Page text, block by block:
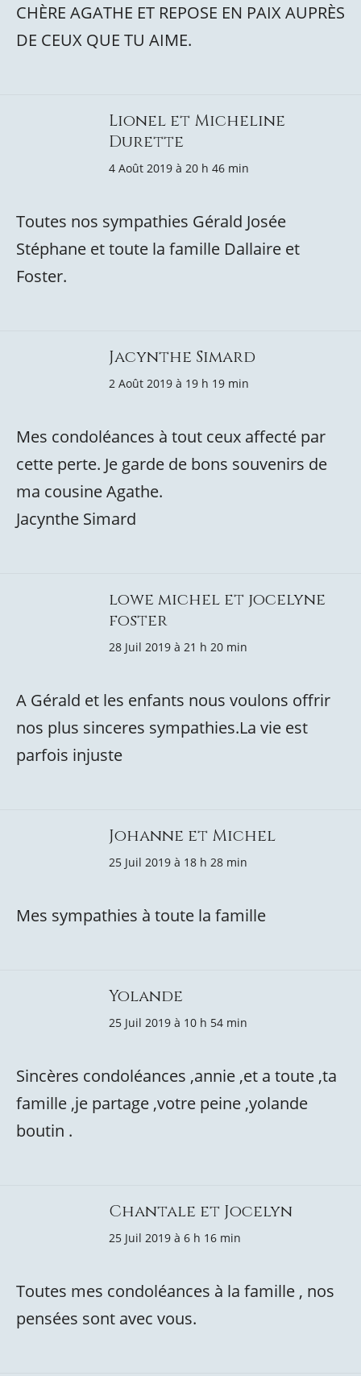
CHÈRE AGATHE ET REPOSE EN PAIX AUPRÈS
DE CEUX QUE TU AIME.
Lionel et Micheline
Durette
4 Août 2019 à 20 h 46 min
Toutes nos sympathies Gérald Josée
Stéphane et toute la famille Dallaire et
Foster.
Jacynthe Simard
2 Août 2019 à 19 h 19 min
Mes condoléances à tout ceux affecté par
cette perte. Je garde de bons souvenirs de
ma cousine Agathe.
Jacynthe Simard
lowe michel et jocelyne
foster
28 Juil 2019 à 21 h 20 min
A Gérald et les enfants nous voulons offrir
nos plus sinceres sympathies.La vie est
parfois injuste
Johanne et Michel
25 Juil 2019 à 18 h 28 min
Mes sympathies à toute la famille
Yolande
25 Juil 2019 à 10 h 54 min
Sincères condoléances ,annie ,et a toute ,ta
famille ,je partage ,votre peine ,yolande
boutin .
Chantale et Jocelyn
25 Juil 2019 à 6 h 16 min
Toutes mes condoléances à la famille , nos
pensées sont avec vous.